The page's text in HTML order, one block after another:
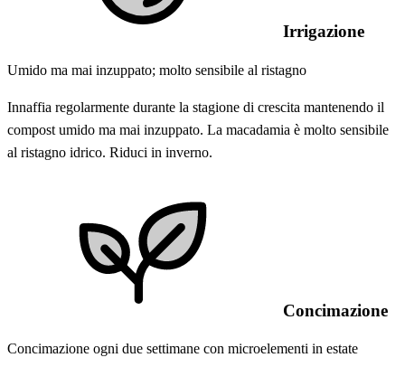
Irrigazione
Umido ma mai inzuppato; molto sensibile al ristagno
Innaffia regolarmente durante la stagione di crescita mantenendo il
compost umido ma mai inzuppato. La macadamia è molto sensibile
al ristagno idrico. Riduci in inverno.
Concimazione
Concimazione ogni due settimane con microelementi in estate